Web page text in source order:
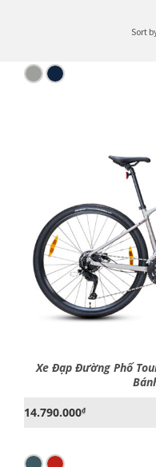
Xe Đạp Đường Phố
14.790.000₫